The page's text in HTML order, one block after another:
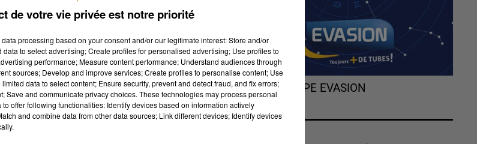
L'HOROSCOPE EVASION
de votre vie privée est notre priorité
processing based on your consent and/or our legitimate interest: Store and/or
to select advertising; Create profiles for personalised advertising; Use profiles to
performance; Measure content performance; Understand audiences through
sources; Develop and improve services; Create profiles to personalise content; Use
data to select content; Ensure security, prevent and detect fraud, and fix errors;
Save and communicate privacy choices. These technologies may process personal
offer following functionalities: Identify devices based on information actively
and combine data from other data sources; Link different devices; Identify devices